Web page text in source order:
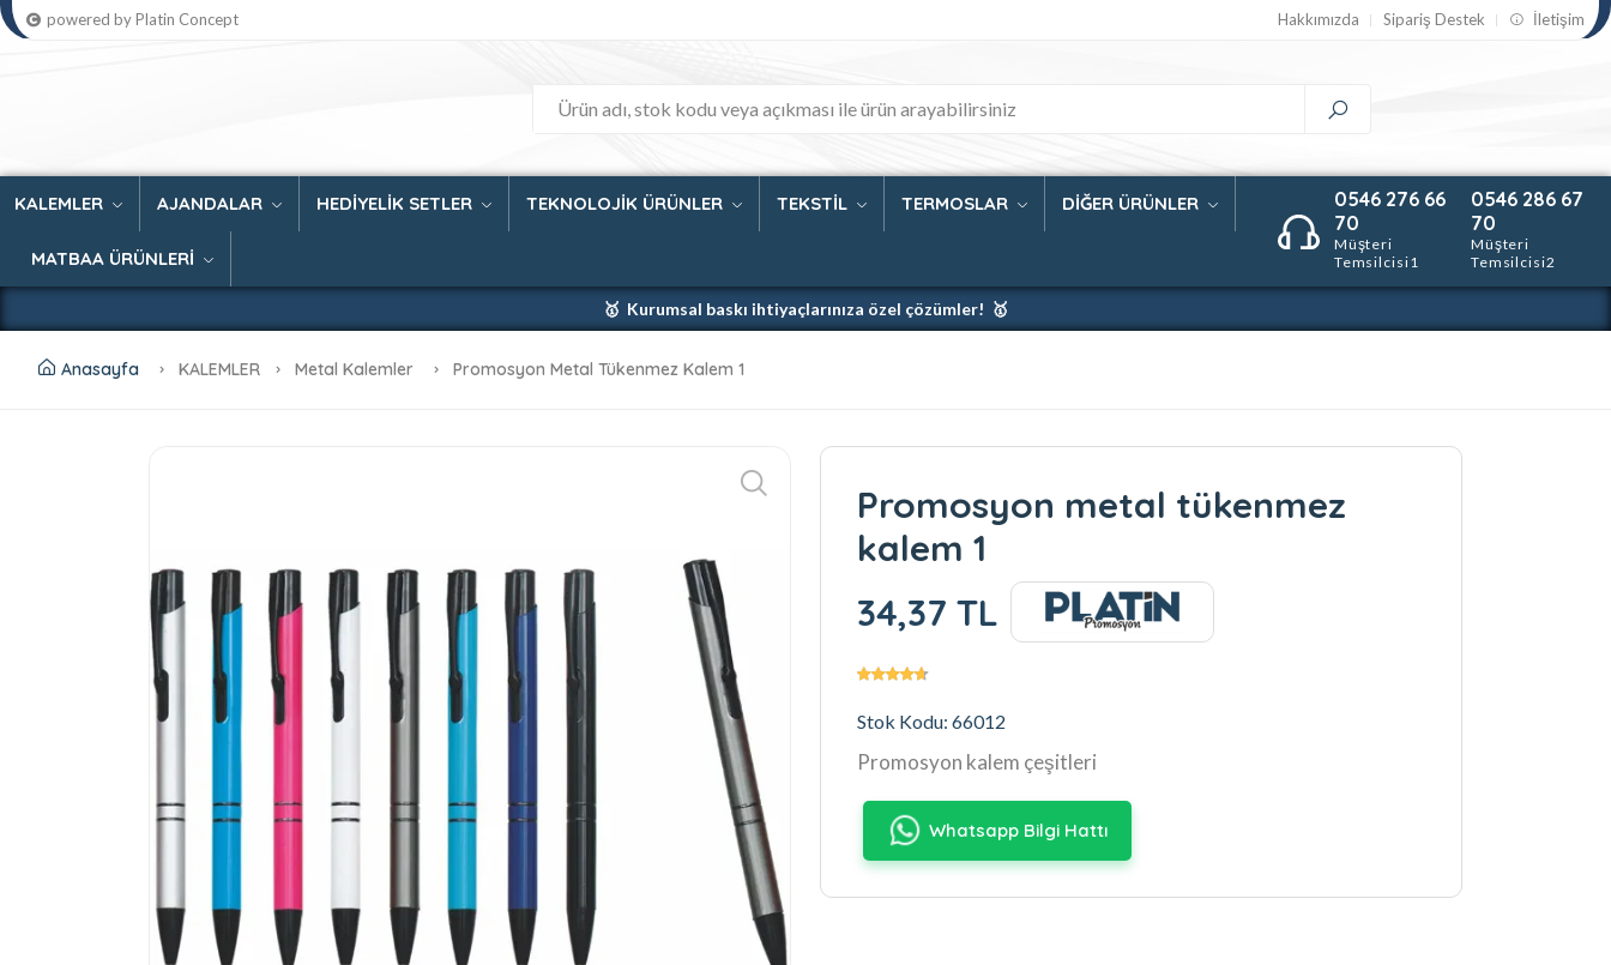
powered by Platin Concept Hakkımızda Sipariş Destek İletişim
KALEMLER AJANDALAR HEDİYELİK SETLER TEKNOLOJİK ÜRÜNLER TEKSTİL TERMOSLAR DİĞER ÜRÜNLER
MATBAA ÜRÜNLERİ
0546 276 66
70
Müşteri
Temsilcisi1
0546 286 67
70
Müşteri
Temsilcisi2
🥇 Kurumsal baskı ihtiyaçlarınıza özel çözümler! 🥇
🥇 Şimdi %35 indirim! 🥇
Anasayfa KALEMLER Metal Kalemler Promosyon Metal Tükenmez Kalem 1
Promosyon metal tükenmez
kalem 1
34,37 TL
Stok Kodu: 66012
Promosyon kalem çeşitleri
Whatsapp Bilgi Hattı